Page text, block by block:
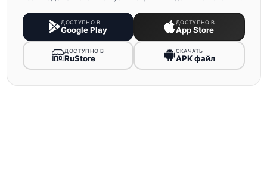
ДОСТУПНО В
Google Play
ДОСТУПНО В
App Store
ДОСТУПНО В
RuStore
СКАЧАТЬ
APK файл